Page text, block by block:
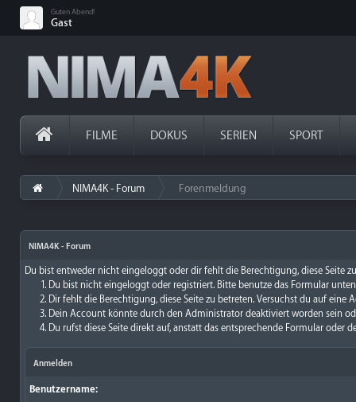
Guten Abend!
Gast
FILME DOKUS SERIEN SPORT
NIMA4K - Forum Forenmeldung
NIMA4K - Forum
Du bist entweder nicht eingeloggt oder dir fehlt die Berechtigung, diese Seite
Du bist nicht eingeloggt oder registriert. Bitte benutze das Formular
Dir fehlt die Berechtigung, diese Seite zu betreten. Versuchst du auf
Dein Account könnte durch den Administrator deaktiviert worden sein
Du rufst diese Seite direkt auf, anstatt das entsprechende Formular oder
Anmelden
Benutzername: